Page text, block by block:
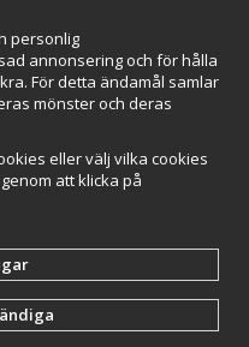
personlig
annonsering och för hålla
För detta ändamål samlar
mönster och deras
eller välj vilka cookies
att klicka på